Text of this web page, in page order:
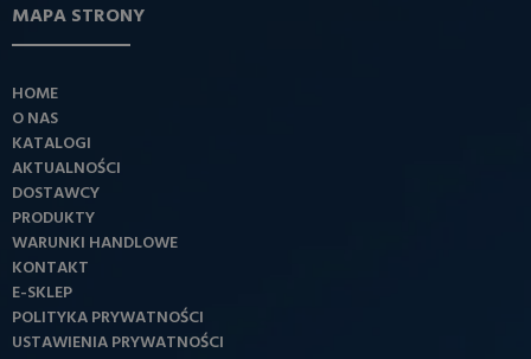
MAPA STRONY
HOME
O NAS
KATALOGI
AKTUALNOŚCI
DOSTAWCY
PRODUKTY
WARUNKI HANDLOWE
KONTAKT
E-SKLEP
POLITYKA PRYWATNOŚCI
USTAWIENIA PRYWATNOŚCI